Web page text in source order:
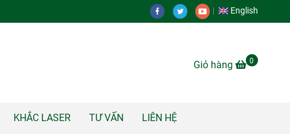
English
Giỏ hàng 0
KHẮC LASER TƯ VẤN LIÊN HỆ